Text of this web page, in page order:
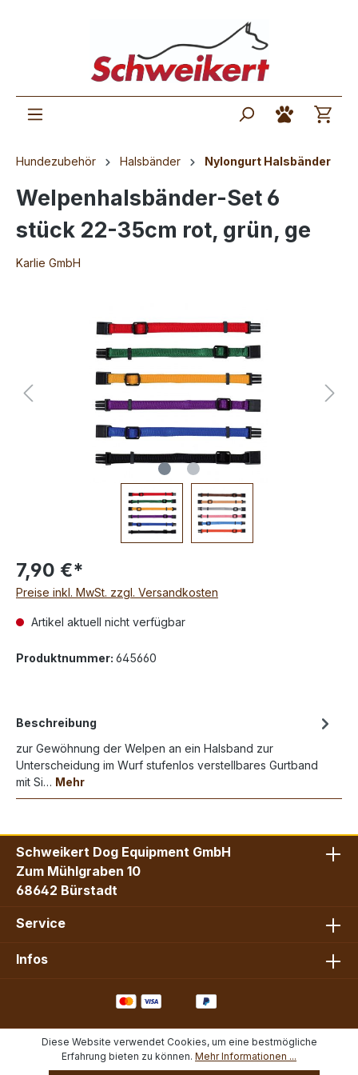
Hundezubehör Halsbänder Nylongurt Halsbänder
Welpenhalsbänder-Set 6
stück 22-35cm rot, grün, ge
Karlie GmbH
7,90 €*
Preise inkl. MwSt. zzgl. Versandkosten
Artikel aktuell nicht verfügbar
Produktnummer: 645660
Beschreibung
zur Gewöhnung der Welpen an ein Halsband zur
Unterscheidung im Wurf stufenlos verstellbares Gurtband
mit Si… Mehr
Schweikert Dog Equipment GmbH
Zum Mühlgraben 10
68642 Bürstadt
Service
Infos
Diese Website verwendet Cookies, um eine bestmögliche
Erfahrung bieten zu können. Mehr Informationen ...